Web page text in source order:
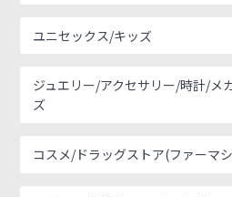
ユニセックス/キッズ
ジュエリー/アクセサリー/時計/メ
ズ
コスメ/ドラッグストア(ファーマ